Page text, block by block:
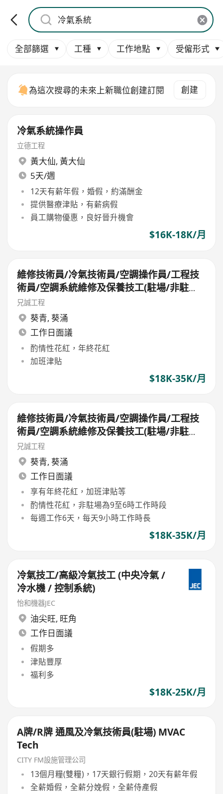
全部篩選 工種 工作地點 受僱形式
為這次搜尋的未來上新職位創建訂閱 創建
冷氣系統操作員
立德工程
黃大仙, 黃大仙
5天/週
12天有薪年假，婚假，約滿酬金
提供醫療津貼，有薪病假
員工購物優惠，良好晉升機會
$16K-18K/月
維修技術員/冷氣技術員/空調操作員/工程技
術員/空調系統維修及保養技工(駐場/非駐
場）
兄誠工程
葵青, 葵涌
工作日面議
酌情性花紅，年終花紅
加班津貼
$18K-35K/月
維修技術員/冷氣技術員/空調操作員/工程技
術員/空調系統維修及保養技工(駐場/非駐
場）
兄誠工程
葵青, 葵涌
工作日面議
享有年終花紅，加班津貼等
酌情性花紅，非駐場為9至6時工作時段
每週工作6天，每天9小時工作時長
$18K-35K/月
冷氣技工/高級冷氣技工 (中央冷氣 /
冷水機 / 控制系統)
怡和機器JEC
油尖旺, 旺角
工作日面議
假期多
津貼豐厚
福利多
$18K-25K/月
A牌/R牌 通風及冷氣技術員(駐場) MVAC
Tech
CITY FM設施管理公司
13個月糧(雙糧)，17天銀行假期，20天有薪年假
全薪婚假，全薪分娩假，全薪侍產假